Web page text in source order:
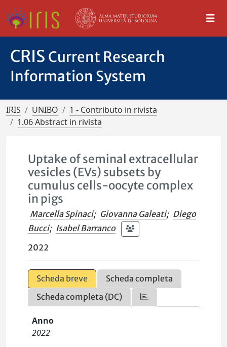
CRIS Current Research
Information System
IRIS UNIBO
1 - Contributo in rivista
1.06 Abstract in rivista
Uptake of seminal extracellular
vesicles (EVs) subsets by
cumulus cells-oocyte complex
in pigs
Marcella Spinaci; Giovanna Galeati; Diego
Bucci; Isabel Barranco
2022
Scheda breve
Scheda completa
Scheda completa (DC)
Anno
2022